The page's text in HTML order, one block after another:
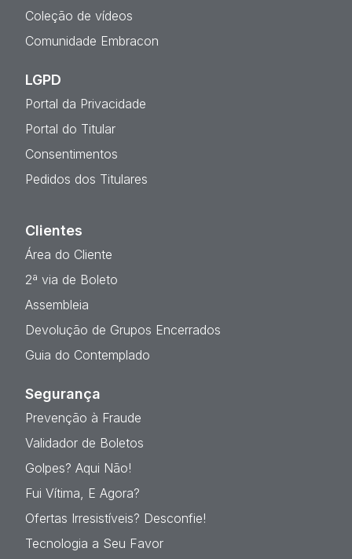
Coleção de vídeos
Comunidade Embracon
LGPD
Portal da Privacidade
Portal do Titular
Consentimentos
Pedidos dos Titulares
Clientes
Área do Cliente
2ª via de Boleto
Assembleia
Devolução de Grupos Encerrados
Guia do Contemplado
Segurança
Prevenção à Fraude
Validador de Boletos
Golpes? Aqui Não!
Fui Vítima, E Agora?
Ofertas Irresistíveis? Desconfie!
Tecnologia a Seu Favor